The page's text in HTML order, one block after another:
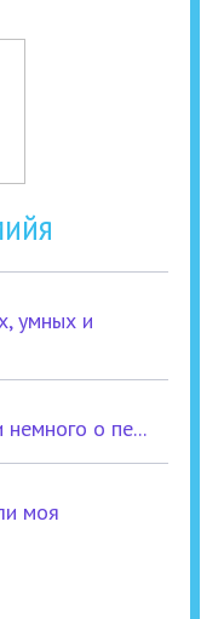
умных и
немного о пе...
моя